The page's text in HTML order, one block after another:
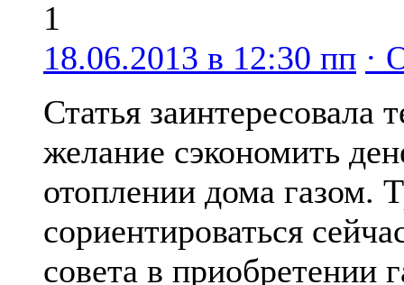
1
18.06.2013 в 12:30 пп ·
Статья заинтересовала
желание сэкономить
отоплении дома газом.
сориентироваться
совета в приобретении